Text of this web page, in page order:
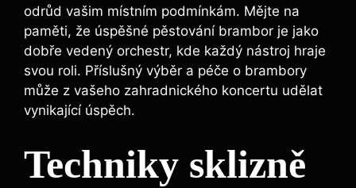
odrůd vašim místním podmínkám. Mějte na
paměti, že úspěšné pěstování brambor je jako
dobře vedený orchestr, kde každý nástroj hraje
svou roli. Příslušný výběr a péče o brambory
může z vašeho zahradnického koncertu udělat
vynikající úspěch.
Techniky sklizně